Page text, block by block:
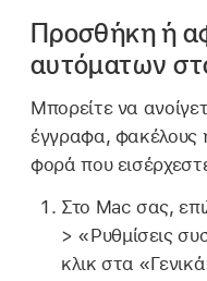
Προσθήκη ή
αυτόματων
Μπορείτε να
έγγραφα, φακέλους
φορά που
Στο Mac σας,
> «Ρυθμίσεις
κλικ στα